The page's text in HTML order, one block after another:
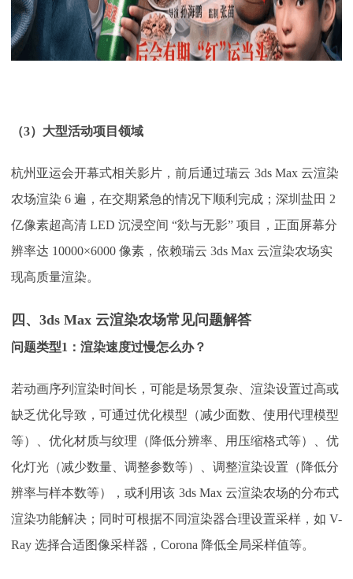
（3） 大型活动项目领域
杭州亚运会开幕式相关影片，前后通过瑞云 3ds Max 云渲染
农场渲染 6 遍，在交期紧急的情况下顺利完成；深圳盐田 2
亿像素超高清 LED 沉浸空间 “欻与无影” 项目，正面屏幕分
辨率达 10000×6000 像素，依赖瑞云 3ds Max 云渲染农场实
现高质量渲染。
四、 3ds Max 云渲染农场常见问题解答
问题类型1： 渲染速度过慢怎么办？
若动画序列渲染时间长，可能是场景复杂、渲染设置过高或
缺乏优化导致，可通过优化模型（减少面数、使用代理模型
等）、优化材质与纹理（降低分辨率、用压缩格式等）、优
化灯光（减少数量、调整参数等）、调整渲染设置（降低分
辨率与样本数等），或利用该 3ds Max 云渲染农场的分布式
渲染功能解决；同时可根据不同渲染器合理设置采样，如 V-
Ray 选择合适图像采样器，Corona 降低全局采样值等。